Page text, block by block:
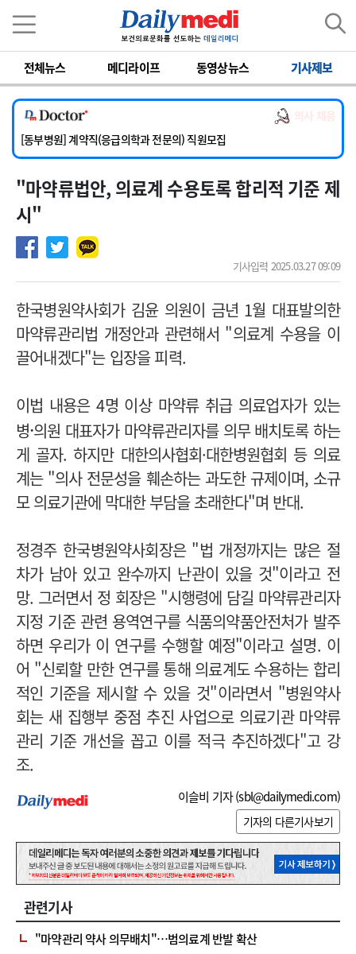
전체뉴스 메디라이프 동영상뉴스 기사제보
[서울아산병원] 2026년 하반기 인턴 모집
[영남대학교의료원] 마취통증의학과 임기제 임상의사 채용
[충남대학교병원] 소아청소년과(소아응급전담) 계약직 의사 공개채용
[동부병원] 계약직(응급의학과 전문의) 직원모집
[이대목동병원] 하반기 전공의(레지던트1년차) 모집
[서울아산병원] 2026년 하반기 인턴 모집
[영남대학교의료원] 마취통증의학과 임기제 임상의사 채용
"마약류법안, 의료계 수용토록 합리적 기준 제
시"
기사입력 2025.03.27 09:09
한국병원약사회가 김윤 의원이 금년 1월 대표발의한
마약류관리법 개정안과 관련해서 "의료계 수용을 이
끌어내겠다"는 입장을 피력.
이법 내용은 4명 이상 마약류 취급 의료업자가 있는
병·의원 대표자가 마약류관리자를 의무 배치토록 하는
게 골자. 하지만 대한의사협회·대한병원협회 등 의료
계는 "의사 전문성을 훼손하는 과도한 규제이며, 소규
모 의료기관에 막대한 부담을 초래한다"며 반대.
정경주 한국병원약사회장은 "법 개정까지는 많은 절
차가 남아 있고 완수까지 난관이 있을 것"이라고 전
망. 그러면서 정 회장은 "시행령에 담길 마약류관리자
지정 기준 관련 용역연구를 식품의약품안전처가 발주
하면 우리가 이 연구를 수행할 예정"이라고 설명. 이
어 "신뢰할 만한 연구를 통해 의료계도 수용하는 합리
적인 기준을 제시할 수 있을 것"이라면서 "병원약사
회는 새 집행부 중점 추진 사업으로 의료기관 마약류
관리 기준 개선을 꼽고 이를 적극 추진하겠다"고 강
조.
이슬비 기자 (sbl@dailymedi.com)
기자의 다른기사보기
관련기사
"마약관리 약사 의무배치"…범의료계 반발 확산